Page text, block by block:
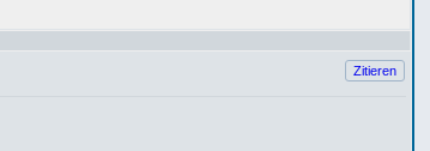
Zitieren